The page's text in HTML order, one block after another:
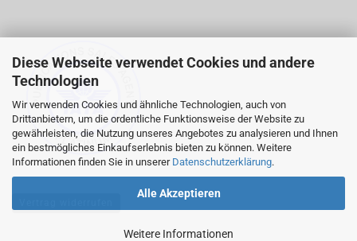
Diese Webseite verwendet Cookies und andere
Technologien
Wir verwenden Cookies und ähnliche Technologien, auch von
Drittanbietern, um die ordentliche Funktionsweise der Website zu
gewährleisten, die Nutzung unseres Angebotes zu analysieren und Ihnen
ein bestmögliches Einkaufserlebnis bieten zu können. Weitere
Informationen finden Sie in unserer Datenschutzerklärung.
Alle Akzeptieren
Weitere Informationen